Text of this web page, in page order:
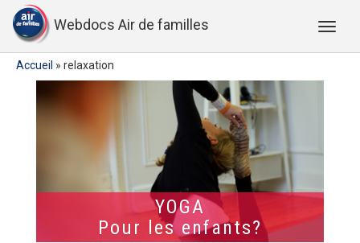
Webdocs Air de familles
Accueil » relaxation
YOGA
Pour les enfants?